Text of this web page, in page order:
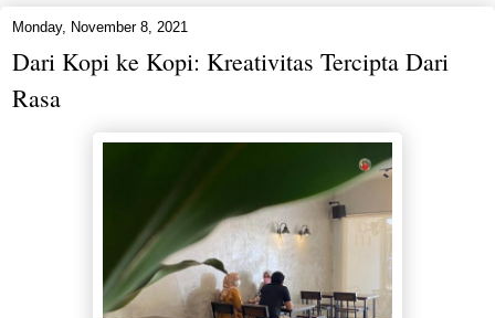
Monday, November 8, 2021
Dari Kopi ke Kopi: Kreativitas Tercipta Dari
Rasa